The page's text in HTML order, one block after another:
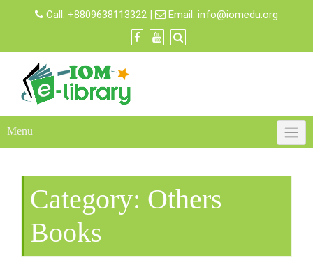
Call: +8809638113322 | Email: info@iomedu.org
Menu
Category: Others
Books